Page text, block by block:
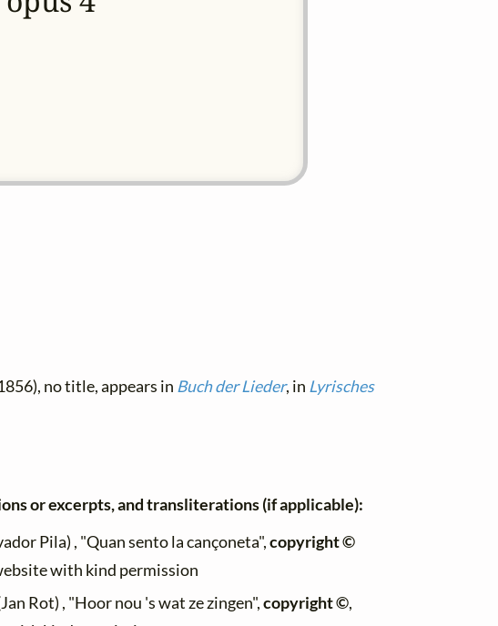
no title, appears in Buch der Lieder, in Lyrisches
or excerpts, and transliterations (if applicable):
Pila) , "Quan sento la cançoneta",copyright ©
with kind permission
Rot) , "Hoor nou 's wat ze zingen",copyright ©,